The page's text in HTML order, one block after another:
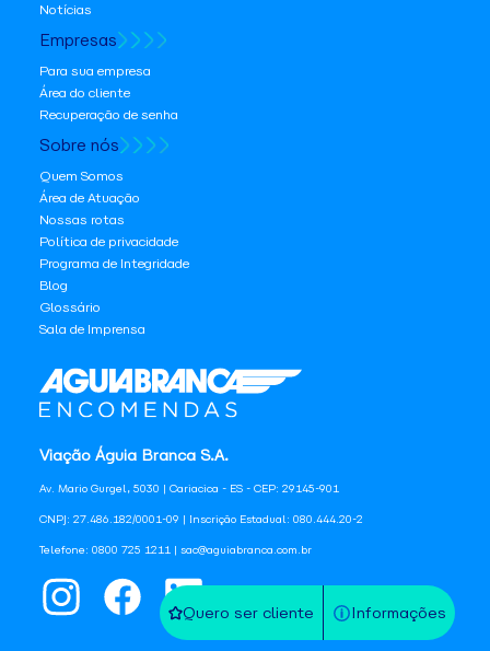
Quero ser cliente Informações
Viação Águia Branca S.A.
Av. Mario Gurgel, 5030 | Cariacica - ES - CEP: 29145-901
CNPJ: 27.486.182/0001-09 | Inscrição Estadual: 080.444.20-2
Telefone: 0800 725 1211 | sac@aguiabranca.com.br
Notícias
Empresas
Para sua empresa
Área do cliente
Recuperação de senha
Sobre nós
Quem Somos
Área de Atuação
Nossas rotas
Política de privacidade
Programa de Integridade
Blog
Glossário
Sala de Imprensa